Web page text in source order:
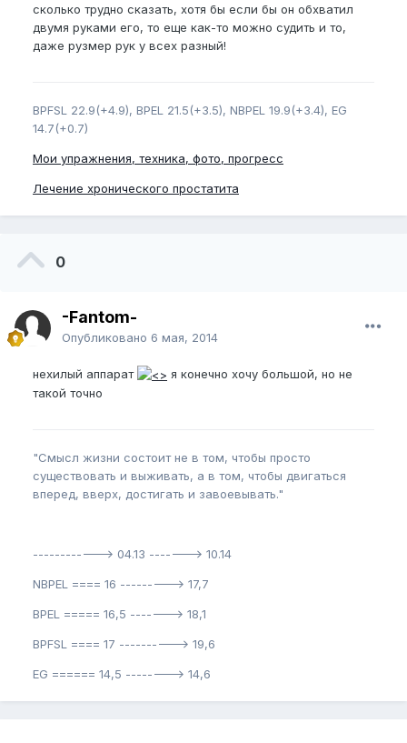
сколько трудно сказать, хотя бы если бы он обхватил
двумя руками его, то еще как-то можно судить и то,
даже рузмер рук у всех разный!
BPFSL 22.9(+4.9), BPEL 21.5(+3.5), NBPEL 19.9(+3.4), EG
14.7(+0.7)
Мои упражнения, техника, фото, прогресс
Лечение хронического простатита
0
-Fantom-
Опубликовано 6 мая, 2014
нехилый аппарат
я конечно хочу большой, но не
такой точно
"Смысл жизни состоит не в том, чтобы просто
существовать и выживать, а в том, чтобы двигаться
вперед, вверх, достигать и завоевывать."
------------> 04.13 -------> 10.14
NBPEL ==== 16 ---------> 17,7
BPEL ===== 16,5 -------> 18,1
BPFSL ==== 17 ----------> 19,6
EG ====== 14,5 --------> 14,6